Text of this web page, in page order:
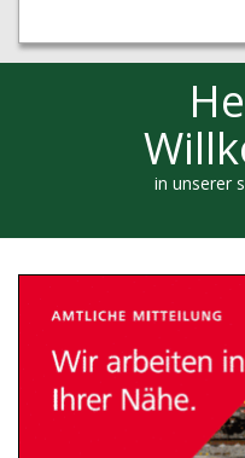
in unserer